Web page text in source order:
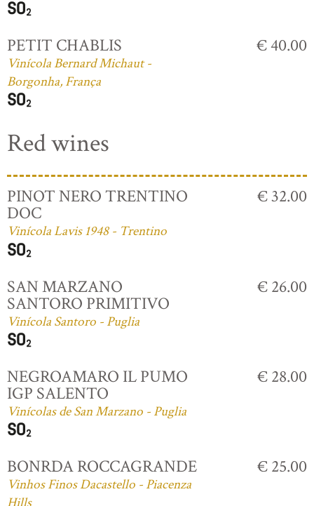
PETIT CHABLIS
Vinícola Bernard Michaut -
Borgonha, França
€ 40.00
Red wines
PINOT NERO TRENTINO
DOC
Vinícola Lavis 1948 - Trentino
€ 32.00
SAN MARZANO
SANTORO PRIMITIVO
Vinícola Santoro - Puglia
€ 26.00
NEGROAMARO IL PUMO
IGP SALENTO
Vinícolas de San Marzano - Puglia
€ 28.00
BONRDA ROCCAGRANDE
Vinhos Finos Dacastello - Piacenza
€ 25.00